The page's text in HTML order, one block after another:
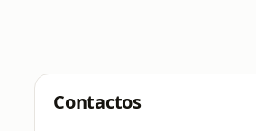
Contactos